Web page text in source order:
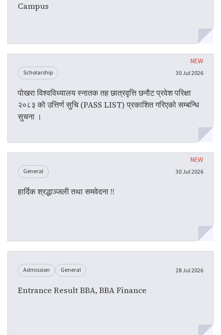
Campus
Scholarship 30 Jul 2026
पोखरा विश्वविध्यालय स्नातक तह छात्रवृत्ति छनौट प्रवेश परिक्षा
२०८३ को उत्तिर्ण सुचि (PASS LIST) प्रकाशित गरिएको सम्बन्धि
सुचना ।
General 30 Jul 2026
हार्दिक श्रद्धाञ्जली तथा समवेदना !!
Admission General 28 Jul 2026
Entrance Result BBA, BBA Finance